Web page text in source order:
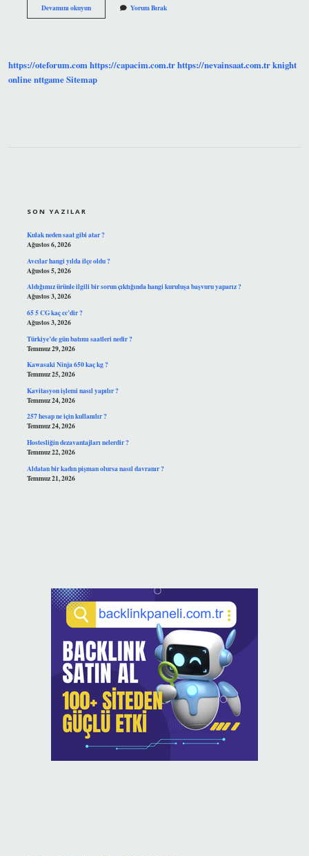
Devamını okuyunBulasik
Olmak
Yorum Bırak
https://oteforum.comhttps://capacim.com.trhttps://nevainsaat.com.trknight
onlinenttgameSitemap
SON YAZILAR
Kulak neden saat gibi atar ?
Ağustos 6, 2026
Avcılar hangi yılda ilçe oldu ?
Ağustos 5, 2026
Aldığımız ürünle ilgili bir sorun çıktığında hangi kuruluşa başvuru yaparız ?
Ağustos 3, 2026
65 5 CG kaç cc’dir ?
Ağustos 3, 2026
Türkiye’de gün batımı saatleri nedir ?
Temmuz 29, 2026
Kawasaki Ninja 650 kaç kg ?
Temmuz 25, 2026
Kavitasyon işlemi nasıl yapılır ?
Temmuz 24, 2026
257 hesap ne için kullanılır ?
Temmuz 24, 2026
Hostesliğin dezavantajları nelerdir ?
Temmuz 22, 2026
Aldatan bir kadın pişman olursa nasıl davranır ?
Temmuz 21, 2026